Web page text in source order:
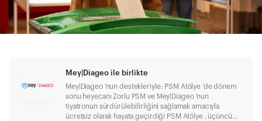
Mey|Diageo ile birlikte
Mey|Diageo ’nun destekleriyle: PSM Atölye ’de dönem
sonu heyecanı Zorlu PSM ve Mey|Diageo ’nun
tiyatronun sürdürülebilirliğini sağlamak amacıyla
ücretsiz olarak hayata geçirdiği PSM Atölye , üçüncü